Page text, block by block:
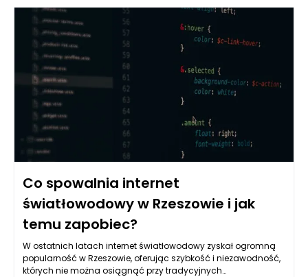
szybkim napełnianiu, mają znaczący wpływ na ten proces.
Odpowiednia kalibracja maszyn oraz rodzaj
wykorzystywanego materiału, z którego wykonane są worki,
mogą podnieść stabilność ładunku na palecie oraz ochronić
zawartość przed ewentualnymi uszkodzeniami.
Co spowalnia internet
światłowodowy w Rzeszowie i jak
temu zapobiec?
W ostatnich latach internet światłowodowy zyskał ogromną
popularność w Rzeszowie, oferując szybkość i niezawodność,
których nie można osiągnąć przy tradycyjnych